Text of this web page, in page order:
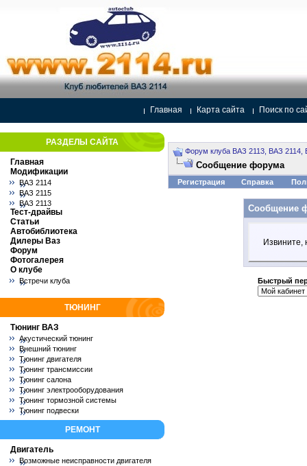
Главная Карта сайта Поиск по
РАЗДЕЛЫ САЙТА
Главная
Модификации
ВАЗ 2114
ВАЗ 2115
ВАЗ 2113
Тест-драйвы
Статьи
Автобиблиотека
Дилеры Ваз
Форум
Фотогалерея
О клубе
Встречи клуба
ТЮНИНГ
Тюнинг ВАЗ
Акустический тюнинг
Внешний тюнинг
Тюнинг двигателя
Тюнинг трансмиссии
Тюнинг салона
Тюнинг электрооборудования
Тюнинг тормозной системы
Тюнинг подвески
РЕМОНТ
Двигатель
Возможные неисправности двигателя
Форум клуба ВАЗ 2113, ВАЗ 2114,
Сообщение форума
Регистрация Справка
Сообщение
Извините,
Быстрый